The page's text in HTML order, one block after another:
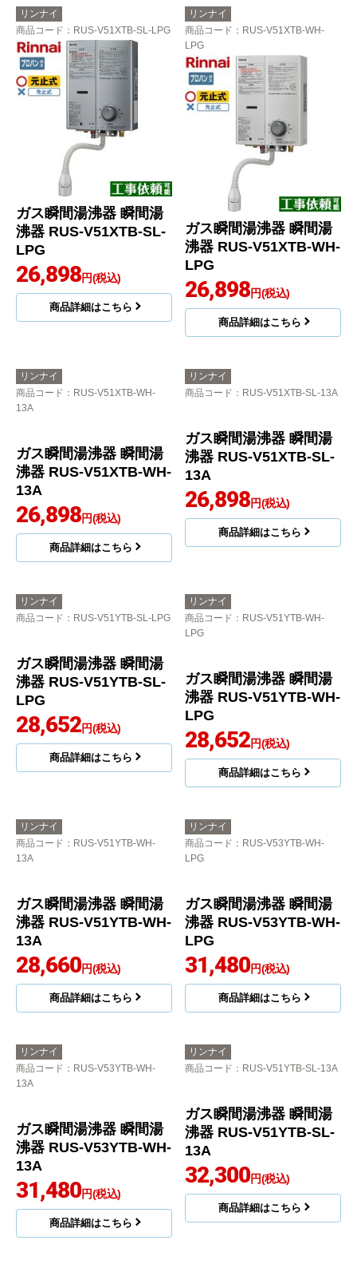
リンナイ
商品コード ：RUS-V51XTB-SL-LPG
ガス瞬間湯沸器 瞬間湯
沸器 RUS-V51XTB-SL-
LPG
26,898円(税込)
商品詳細はこちら
リンナイ
商品コード ：RUS-V51XTB-WH-
LPG
ガス瞬間湯沸器 瞬間湯
沸器 RUS-V51XTB-WH-
LPG
26,898円(税込)
商品詳細はこちら
リンナイ
商品コード ：RUS-V51XTB-WH-
13A
ガス瞬間湯沸器 瞬間湯
沸器 RUS-V51XTB-WH-
13A
26,898円(税込)
商品詳細はこちら
リンナイ
商品コード ：RUS-V51XTB-SL-13A
沸器 RUS-V51XTB-SL-
13A
26,898
商品詳細はこちら
リンナイ
商品コード：RUS-V51YTB-SL-LPG
ガス瞬間湯沸器 瞬間湯
沸器 RUS-V51YTB-SL-
LPG
28,652円(税込)
リンナイ
ガス瞬間湯沸器 瞬間湯
沸器 RUS-V51YTB-WH-
LPG
28,652
商品詳細はこちら
13A
商品コード：RUS-V53YTB-WH-
LPG